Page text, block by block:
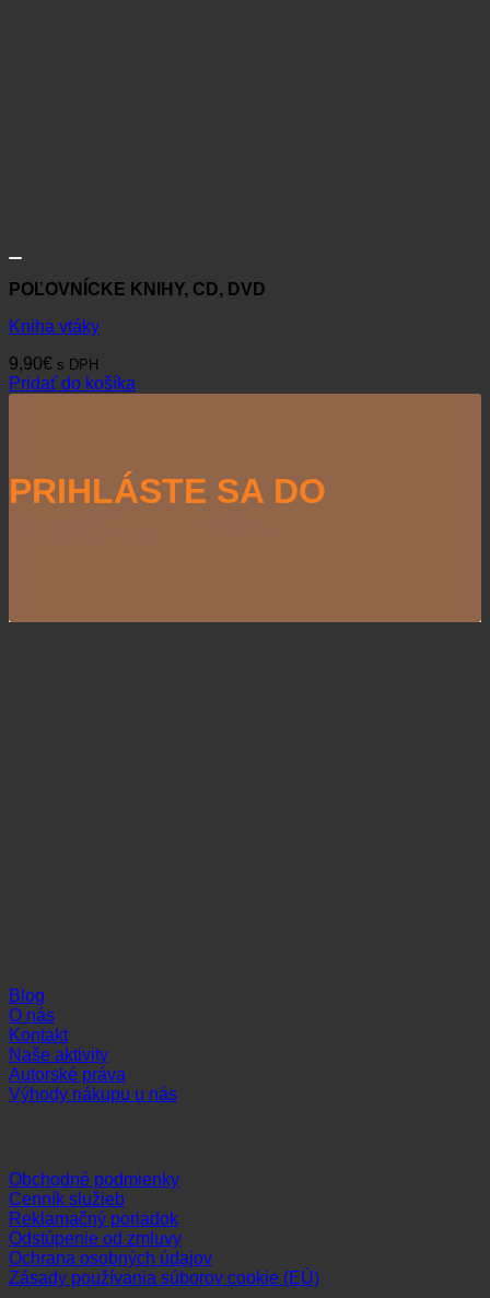
POĽOVNÍCKE KNIHY, CD, DVD
Kniha vtáky
9,90€ s DPH
Pridať do košíka
PRIHLÁSTE SA DO
Blog
O nás
Kontakt
Naše aktivity
Autorské práva
Výhody nákupu u nás
Obchodné podmienky
Cenník služieb
Reklamačný poriadok
Odstúpenie od zmluvy
Ochrana osobných údajov
Zásady používania súborov cookie (EÚ)